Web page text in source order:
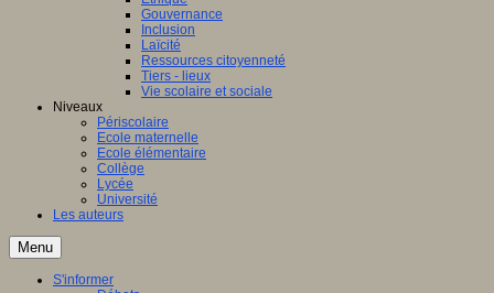
Gouvernance
Inclusion
Laïcité
Ressources citoyenneté
Tiers - lieux
Vie scolaire et sociale
Niveaux
Périscolaire
Ecole maternelle
Ecole élémentaire
Collège
Lycée
Université
Les auteurs
Menu
S'informer